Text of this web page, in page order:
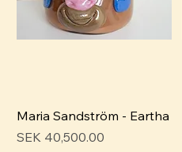
Maria Sandström - Eartha
Pris
SEK 40,500.00